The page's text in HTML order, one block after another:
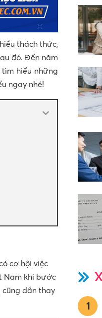
thách thức,
đó. Đến năm
hiểu những
ngay nhé!
cơ hội việc
Nam khi bước
cũng dần thay
1